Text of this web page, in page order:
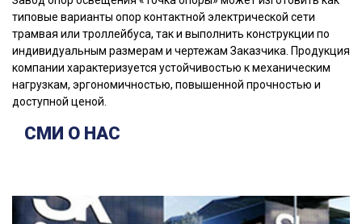
типовые варианты опор контактной электрической сети
трамвая или троллейбуса, так и выполнить конструкции по
индивидуальным размерам и чертежам Заказчика. Продукция
компании характеризуется устойчивостью к механическим
нагрузкам, эргономичностью, повышенной прочностью и
доступной ценой.
СМИ О НАС